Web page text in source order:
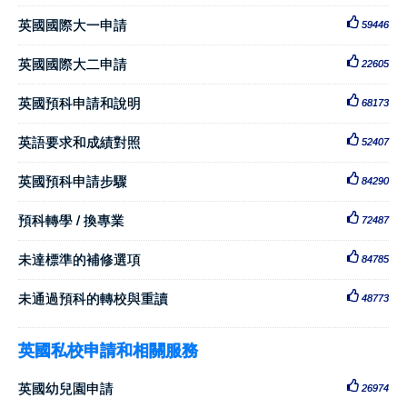
英國國際大一申請 59446
英國國際大二申請 22605
英國預科申請和說明 68173
英語要求和成績對照 52407
英國預科申請步驟 84290
預科轉學 / 換專業 72487
未達標準的補修選項 84785
未通過預科的轉校與重讀 48773
英國私校申請和相關服務
英國幼兒園申請 26974